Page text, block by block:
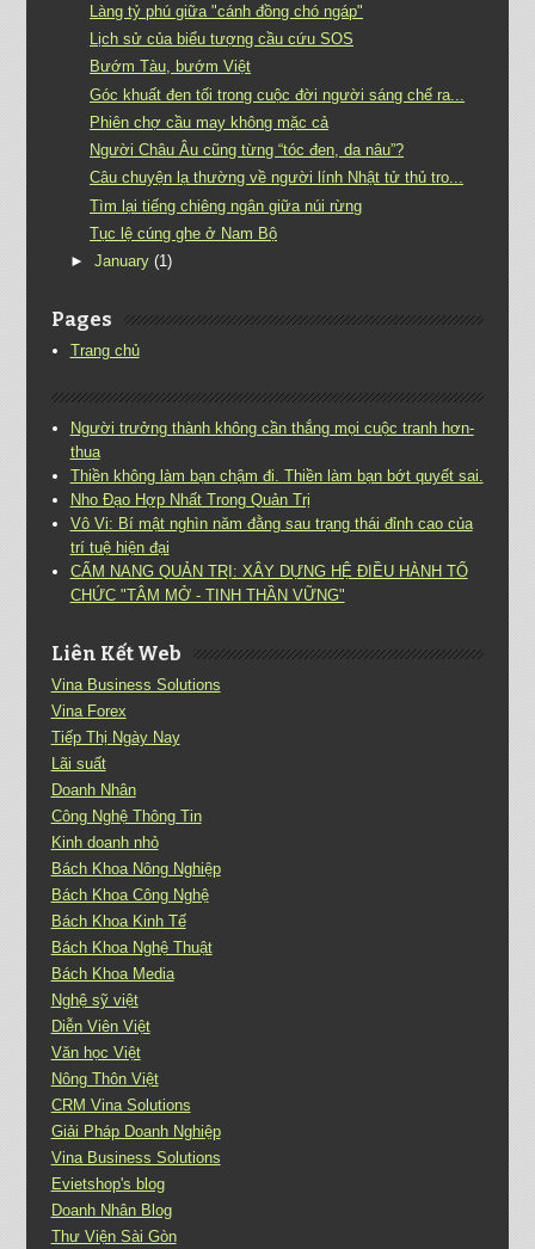
Làng tỷ phú giữa "cánh đồng chó ngáp"
Lịch sử của biểu tượng cầu cứu SOS
Bướm Tàu, bướm Việt
Góc khuất đen tối trong cuộc đời người sáng chế ra...
Phiên chợ cầu may không mặc cả
Người Châu Âu cũng từng “tóc đen, da nâu”?
Câu chuyện lạ thường về người lính Nhật tử thủ tro...
Tìm lại tiếng chiêng ngân giữa núi rừng
Tục lệ cúng ghe ở Nam Bộ
►January (1)
Pages
Trang chủ
Người trưởng thành không cần thắng mọi cuộc tranh hơn-
thua
Thiền không làm bạn chậm đi. Thiền làm bạn bớt quyết sai.
Nho Đạo Hợp Nhất Trong Quản Trị
Vô Vi: Bí mật nghìn năm đằng sau trạng thái đỉnh cao của
trí tuệ hiện đại
CẨM NANG QUẢN TRỊ: XÂY DỰNG HỆ ĐIỀU HÀNH TỔ
CHỨC "TÂM MỞ - TINH THẦN VỮNG"
Liên Kết Web
Vina Business Solutions
Vina Forex
Tiếp Thị Ngày Nay
Lãi suất
Doanh Nhân
Công Nghệ Thông Tin
Kinh doanh nhỏ
Bách Khoa Nông Nghiệp
Bách Khoa Công Nghệ
Bách Khoa Kinh Tế
Bách Khoa Nghệ Thuật
Bách Khoa Media
Nghệ sỹ việt
Diễn Viên Việt
Văn học Việt
Nông Thôn Việt
CRM Vina Solutions
Giải Pháp Doanh Nghiệp
Vina Business Solutions
Evietshop's blog
Doanh Nhân Blog
Thư Viện Sài Gòn